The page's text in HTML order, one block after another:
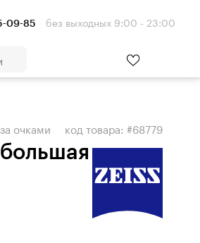
09-85 без выходных 9:00 - 23:00
очками
код товара: #68779